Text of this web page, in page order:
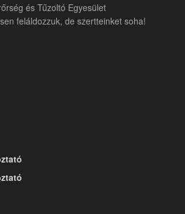
és Tűzoltó Egyesület
feláldozzuk, de szertteinket soha!